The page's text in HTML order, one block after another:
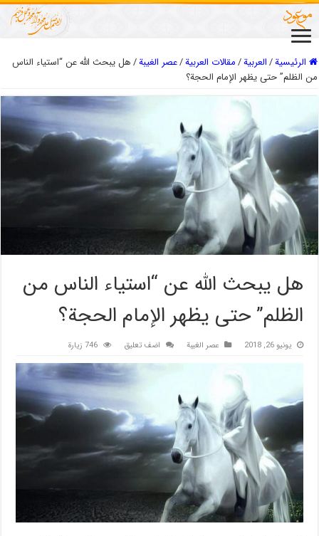
الرئيسية/العربیة/مقالات العربیة/عصر الغیبة/هل يبحث الله عن “استياء الناس
من الظلم” حتى يظهر الإمام الحجة؟
هل يبحث الله عن “استياء الناس من
الظلم” حتى يظهر الإمام الحجة؟
يونيو 26, 2018 عصر الغیبة اضف تعليق 746 زيارة